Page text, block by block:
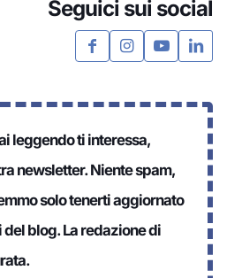
Seguici sui social
leggendo ti interessa,
newsletter. Niente spam,
solo tenerti aggiornato
blog. La redazione di